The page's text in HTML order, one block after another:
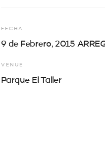
FECHA
9 de Febrero, 2015
VENUE
Parque El Taller